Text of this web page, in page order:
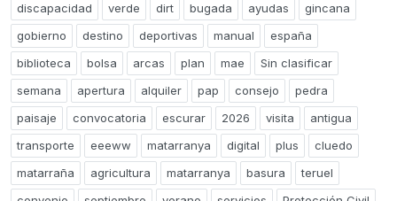
discapacidad
verde dirt bugada ayudas
gincana
gobierno
destino deportivas manual
españa
biblioteca
bolsa arcas plan mae
Sin clasificar
semana
apertura alquiler pap consejo
pedra
paisaje
convocatoria escurar 2026 visita
antigua
transporte
eeeww matarranya digital plus
cluedo
matarraña
agricultura matarranya basura
teruel